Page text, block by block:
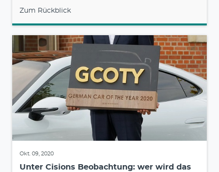
Zum Rückblick
Okt. 09, 2020
Unter Cisions Beobachtung: wer wird das